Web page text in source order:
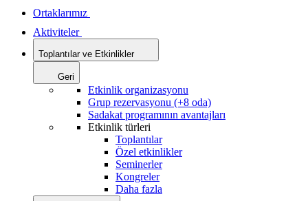
Ortaklarımız
Aktiviteler
Toplantılar ve Etkinlikler
Geri
Etkinlik organizasyonu
Grup rezervasyonu (+8 oda)
Sadakat programının avantajları
Etkinlik türleri
Toplantılar
Özel etkinlikler
Seminerler
Kongreler
Daha fazla